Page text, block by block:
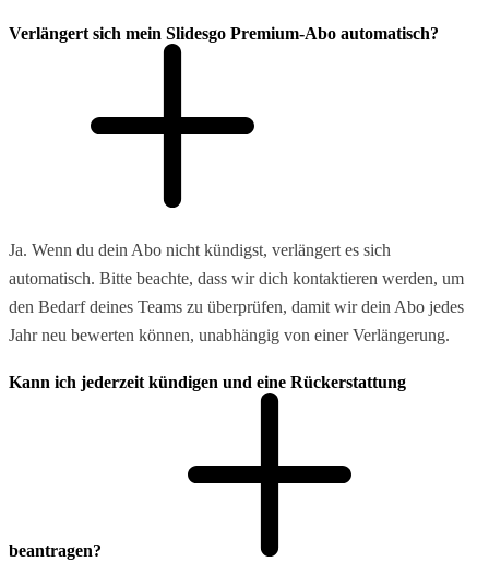
Verlängert sich mein Slidesgo Premium-Abo automatisch?
Ja. Wenn du dein Abo nicht kündigst, verlängert es sich
automatisch. Bitte beachte, dass wir dich kontaktieren werden, um
den Bedarf deines Teams zu überprüfen, damit wir dein Abo jedes
Jahr neu bewerten können, unabhängig von einer Verlängerung.
Kann ich jederzeit kündigen und eine Rückerstattung
beantragen?